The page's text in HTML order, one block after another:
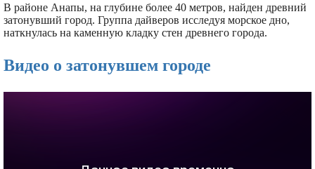
В районе Анапы, на глубине более 40 метров, найден древний
затонувший город. Группа дайверов исследуя морское дно,
наткнулась на каменную кладку стен древнего города.
Видео о затонувшем городе